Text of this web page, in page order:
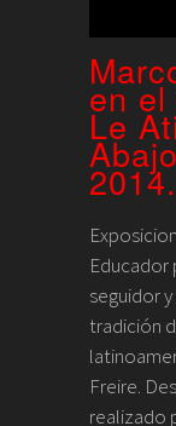
en
Le
seguidor
tradición
Freire.
realizado